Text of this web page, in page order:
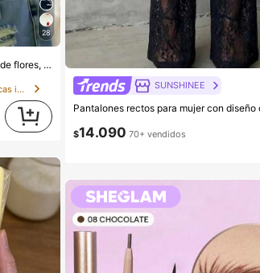
28
IslaSuriya Top de talla grande, estampado de flores, casual para mujeres, camiseta gráfica, verano, top de playa de verano para mujeres, regalo para hermana, top Y2k
en Gráfico Camisetas básicas informales SUNSHINEE
$14.090 70+ vendidos